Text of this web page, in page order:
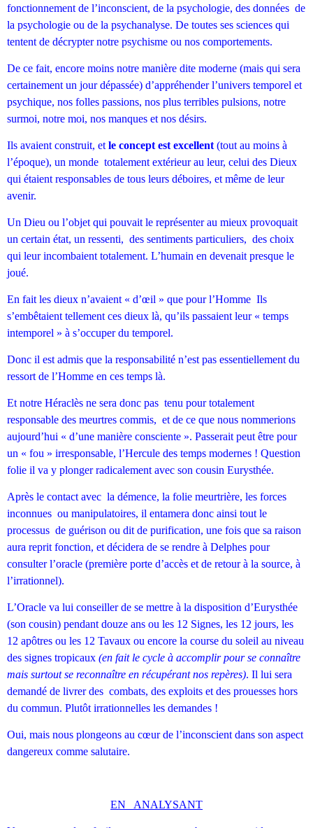
fonctionnement de l’inconscient, de la psychologie, des données de
la psychologie ou de la psychanalyse. De toutes ses sciences qui
tentent de décrypter notre psychisme ou nos comportements.
De ce fait, encore moins notre manière dite moderne (mais qui sera
certainement un jour dépassée) d’appréhender l’univers temporel et
psychique, nos folles passions, nos plus terribles pulsions, notre
surmoi, notre moi, nos manques et nos désirs.
Ils avaient construit, et le concept est excellent (tout au moins à
l’époque), un monde totalement extérieur au leur, celui des Dieux
qui étaient responsables de tous leurs déboires, et même de leur
avenir.
Un Dieu ou l’objet qui pouvait le représenter au mieux provoquait
un certain état, un ressenti, des sentiments particuliers, des choix
qui leur incombaient totalement. L’humain en devenait presque le
joué.
En fait les dieux n’avaient « d’œil » que pour l’Homme Ils
s’embêtaient tellement ces dieux là, qu’ils passaient leur « temps
intemporel » à s’occuper du temporel.
Donc il est admis que la responsabilité n’est pas essentiellement du
ressort de l’Homme en ces temps là.
Et notre Héraclès ne sera donc pas tenu pour totalement
responsable des meurtres commis, et de ce que nous nommerions
aujourd’hui « d’une manière consciente ». Passerait peut être pour
un « fou » irresponsable, l’Hercule des temps modernes ! Question
folie il va y plonger radicalement avec son cousin Eurysthée.
Après le contact avec la démence, la folie meurtrière, les forces
inconnues ou manipulatoires, il entamera donc ainsi tout le
processus de guérison ou dit de purification, une fois que sa raison
aura reprit fonction, et décidera de se rendre à Delphes pour
consulter l’oracle (première porte d’accès et de retour à la source, à
l’irrationnel).
L’Oracle va lui conseiller de se mettre à la disposition d’Eurysthée
(son cousin) pendant douze ans ou les 12 Signes, les 12 jours, les
12 apôtres ou les 12 Tavaux ou encore la course du soleil au niveau
des signes tropicaux (en fait le cycle à accomplir pour se connaître
mais surtout se reconnaître en récupérant nos repères). Il lui sera
demandé de livrer des combats, des exploits et des prouesses hors
du commun. Plutôt irrationnelles les demandes !
Oui, mais nous plongeons au cœur de l’inconscient dans son aspect
dangereux comme salutaire.
EN ANALYSANT